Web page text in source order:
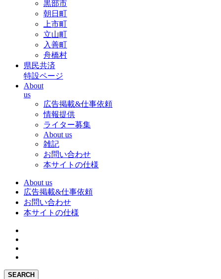
黒部市
朝日町
上市町
立山町
入善町
舟橋村
県民共済
特設ページ
About
us
広告掲載&仕事依頼
情報提供
ライター募集
About us
雑記
お問い合わせ
本サイトの仕様
About us
広告掲載&仕事依頼
お問い合わせ
本サイトの仕様
SEARCH